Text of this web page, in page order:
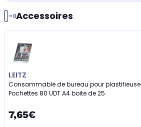
Accessoires
LEITZ
Consommable de bureau pour plastifieuse
Pochettes 80 UDT A4 boite de 25
7,65€